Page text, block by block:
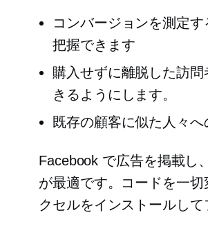
コンバージョンを測定
把握できます
購入せずに離脱した訪
きるようにします。
既存の顧客に似た人々へ
Facebook で広告を掲載し
が最適です。コードを一
クセルをインストールして